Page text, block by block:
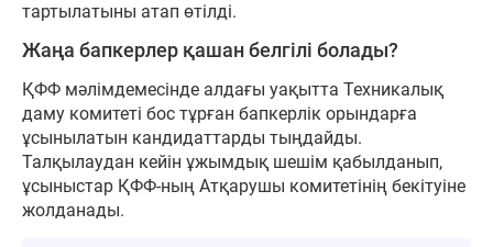
тартылатыны атап өтілді.
Жаңа бапкерлер қашан белгілі болады?
ҚФФ мәлімдемесінде алдағы уақытта Техникалық
даму комитеті бос тұрған бапкерлік орындарға
ұсынылатын кандидаттарды тыңдайды.
Талқылаудан кейін ұжымдық шешім қабылданып,
ұсыныстар ҚФФ-ның Атқарушы комитетінің бекітуіне
жолданады.